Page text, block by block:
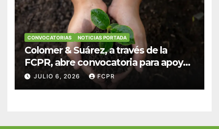
CONVOCATORIAS NOTICIAS PORTADA
Colomer & Suárez, a través de la
FCPR, abre convocatoria para apoyar
proyectos de seguridad alimentaria
JULIO 6, 2026 FCPR